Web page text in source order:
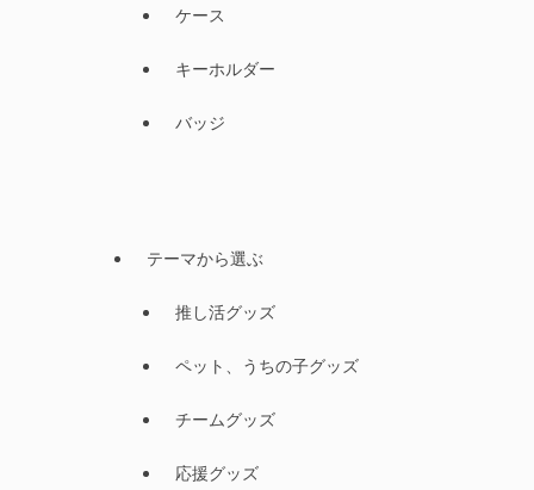
ケース
キーホルダー
バッジ
テーマから選ぶ
推し活グッズ
ペット、うちの子グッズ
チームグッズ
応援グッズ